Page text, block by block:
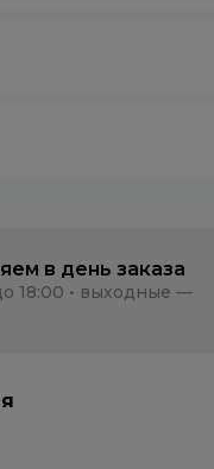
в день заказа
18:00 • выходные —